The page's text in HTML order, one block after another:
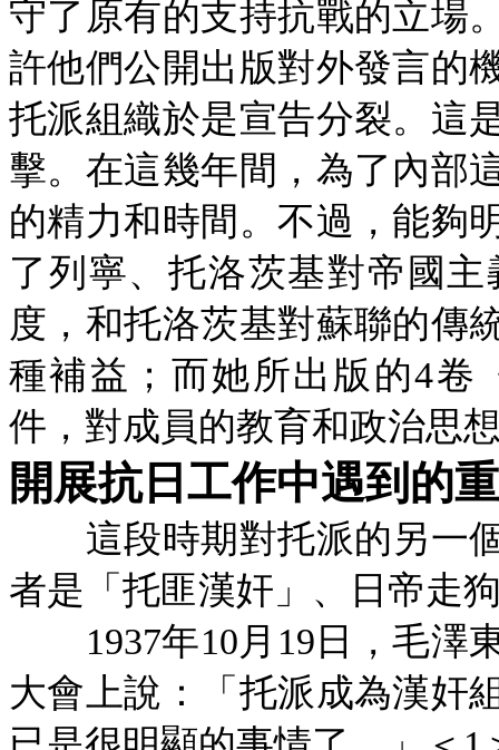
守了原有的支持抗戰的立場
許他們公開出版對外發言的
托派組織於是宣告分裂。這
擊。在這幾年間，為了內部
的精力和時間。不過，能夠
了列寧、托洛茨基對帝國
度，和托洛茨基對蘇聯的傳
種補益；而她所出版的4卷
件，對成員的教育和政治思
開展抗日工作中遇到的
這段時期對托派的另一個
者是「托匪漢奸」、日帝走
1937年10月19日，毛澤
大會上說：「托派成為漢奸